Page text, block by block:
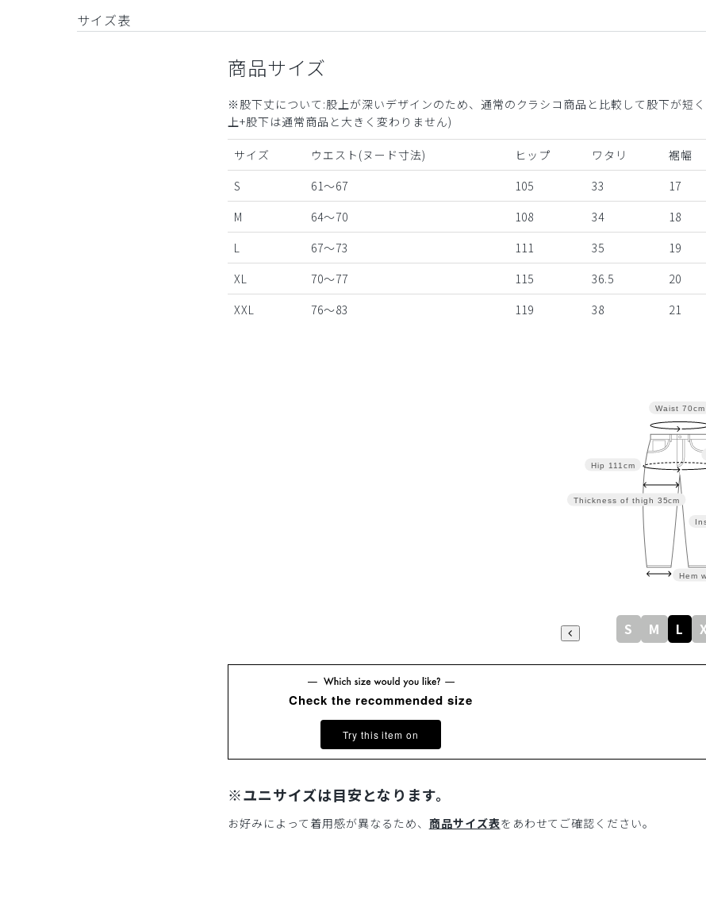
サイズ表
商品サイズ
※股下丈について:股上が深いデザインのため、通常のクラシコ商品と比較して股下が短
上+股下は通常商品と大きく変わりません)
サイズ ウエスト(ヌード寸法) ヒップ ワタリ 裾幅
S
61～67 105 33 17
M
64～70 108 34 18
L
67～73 111 35 19
XL
70～77 115 36.5 20
XXL
76～83 119 38 21
Hem
Thickness of thigh 35cm
Hip 111cm
Waist 70cm
S M L
Check the recommended size
Try this item on
※ユニサイズは目安となります。
お好みによって着用感が異なるため、 商品サイズ表をあわせてご確認ください。